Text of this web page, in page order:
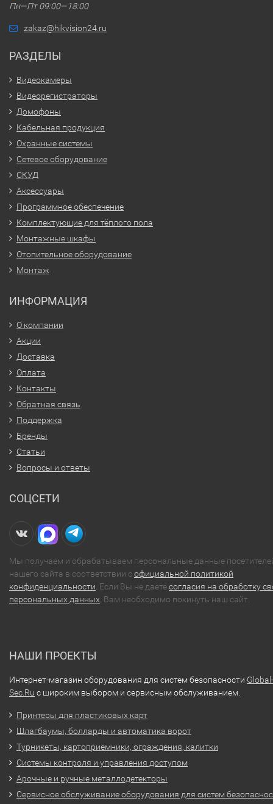
Пн—Пт 09:00—18:00
zakaz@hikvision24.ru
РАЗДЕЛЫ
Видеокамеры
Видеорегистраторы
Домофоны
Кабельная продукция
Охранные системы
Сетевое оборудование
СКУД
Аксессуары
Программное обеспечение
Комплектующие для тёплого пола
Монтажные шкафы
Отопительное оборудование
Монтаж
ИНФОРМАЦИЯ
О компании
Акции
Доставка
Оплата
Контакты
Обратная связь
Поддержка
Бренды
Статьи
Вопросы и ответы
СОЦСЕТИ
Мы получаем и обрабатываем персональные данные
нашего сайта в соответствии софициальной политикой
конфиденциальности . Если Вы не даетесогласия на обработку
персональных данных , Вам необходимо покинуть наш сайт.
НАШИ ПРОЕКТЫ
Интернет-магазин оборудования для систем безопасности Global-
Sec.Ru с широким выбором и сервисным обслуживанием.
Принтеры для пластиковых карт
Шлагбаумы, болларды и автоматика ворот
Турникеты, картоприемники, ограждения, калитки
Системы контроля и управления доступом
Арочные и ручные металлодетекторы
Сервисное обслуживание оборудования для систем